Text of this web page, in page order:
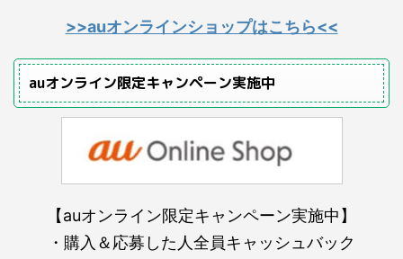
>>auオンラインショップはこちら<<
auオンライン限定キャンペーン実施中
【auオンライン限定キャンペーン実施中】
・購入＆応募した人全員キャッシュバック